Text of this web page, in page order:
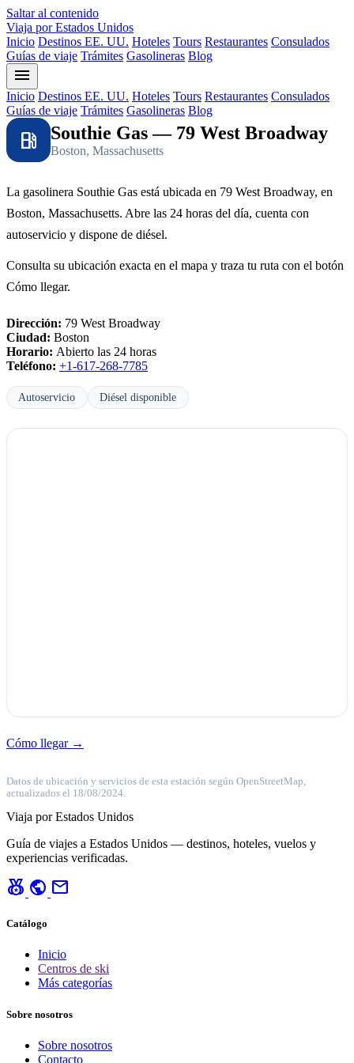
Saltar al contenido
Viaja por Estados Unidos
Inicio Destinos EE. UU. Hoteles Tours Restaurantes Consulados
Guías de viaje Trámites Gasolineras Blog
menu
Inicio Destinos EE. UU. Hoteles Tours Restaurantes Consulados
Guías de viaje Trámites Gasolineras Blog
local_gas_station Southie Gas — 79 West Broadway
Boston, Massachusetts
La gasolinera Southie Gas está ubicada en 79 West Broadway, en
Boston, Massachusetts. Abre las 24 horas del día, cuenta con
autoservicio y dispone de diésel.
Consulta su ubicación exacta en el mapa y traza tu ruta con el botón
Cómo llegar.
Dirección: 79 West Broadway
Ciudad: Boston
Horario: Abierto las 24 horas
Teléfono: +1-617-268-7785
Autoservicio Diésel disponible
Cómo llegar →
Datos de ubicación y servicios de esta estación según OpenStreetMap,
actualizados el 18/08/2024.
Viaja por Estados Unidos
Guía de viajes a Estados Unidos — destinos, hoteles, vuelos y
experiencias verificadas.
social_leaderboard public mail
Catálogo
Inicio
Centros de ski
Más categorías
Sobre nosotros
Sobre nosotros
Contacto